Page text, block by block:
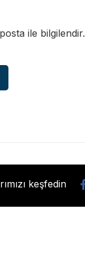
ile bilgilendir.
keşfedin